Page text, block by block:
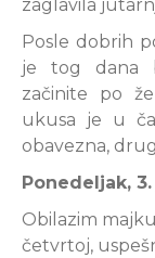
zaglavila
Posle dobrih
je tog dana
začinite po
ukusa je u
obavezna,
Ponedeljak,
Obilazim
četvrtoj,